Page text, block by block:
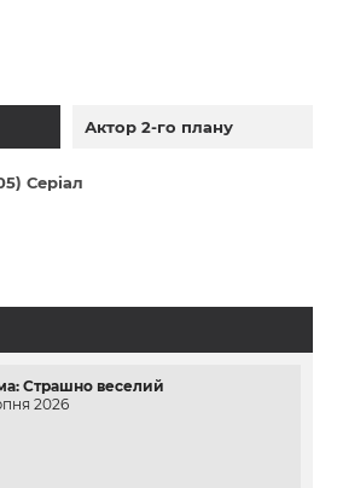
Актор 2-го плану
Серіал
Страшно веселий
2026